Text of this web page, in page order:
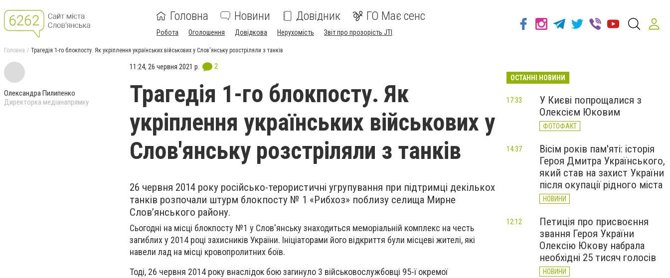
Головна Новини Довідник ГО Має сенс
Робота Оголошення Довідкова Нерухомість Звіт про прозорість JTI
Головна Трагедія 1-го блокпосту. Як укріплення українських військових у Слов'янську розстріляли з танків
Олександра Пилипенко
Директорка медіанапрямку
11:24, 26 червня 2021 р. 2
Трагедія 1-го блокпосту. Як
укріплення українських військових у
Слов'янську розстріляли з танків
26 червня 2014 року російсько-терористичні угрупування при підтримці декількох
танків розпочали штурм блокпосту № 1 «Рибхоз» поблизу селища Мирне
Слов’янського району.
Сьогодні на місці блокпосту №1 у Слов'янську знаходиться меморіальній комплекс на честь
загиблих у 2014 році захисників України. Ініціаторами його відкриття були місцеві жителі, які
навели лад на місці кровопролитних боїв.
Тоді, 26 червня 2014 року внаслідок бою загинуло 3 військовослужбовці 95-ї окремої
ОСТАННІ НОВИНИ
У Києві попрощалися з
Олексієм Юковим
ФОТОФАКТ
17:33
Вісім років пам'яті: історія
Героя Дмитра Українського,
який став на захист України
після окупації рідного міста
НОВИНИ
14:37
Петиція про присвоєння
звання Героя України
Олексію Юкову набрала
необхідні 25 тисяч голосів
НОВИНИ
12:12